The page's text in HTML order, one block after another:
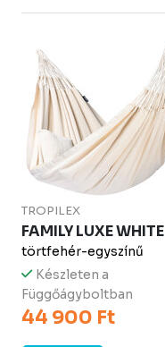
TROPILEX
FAMILY LUXE WHITE
törtfehér-egyszínű
Készleten a
Függőágyboltban
44 900 Ft